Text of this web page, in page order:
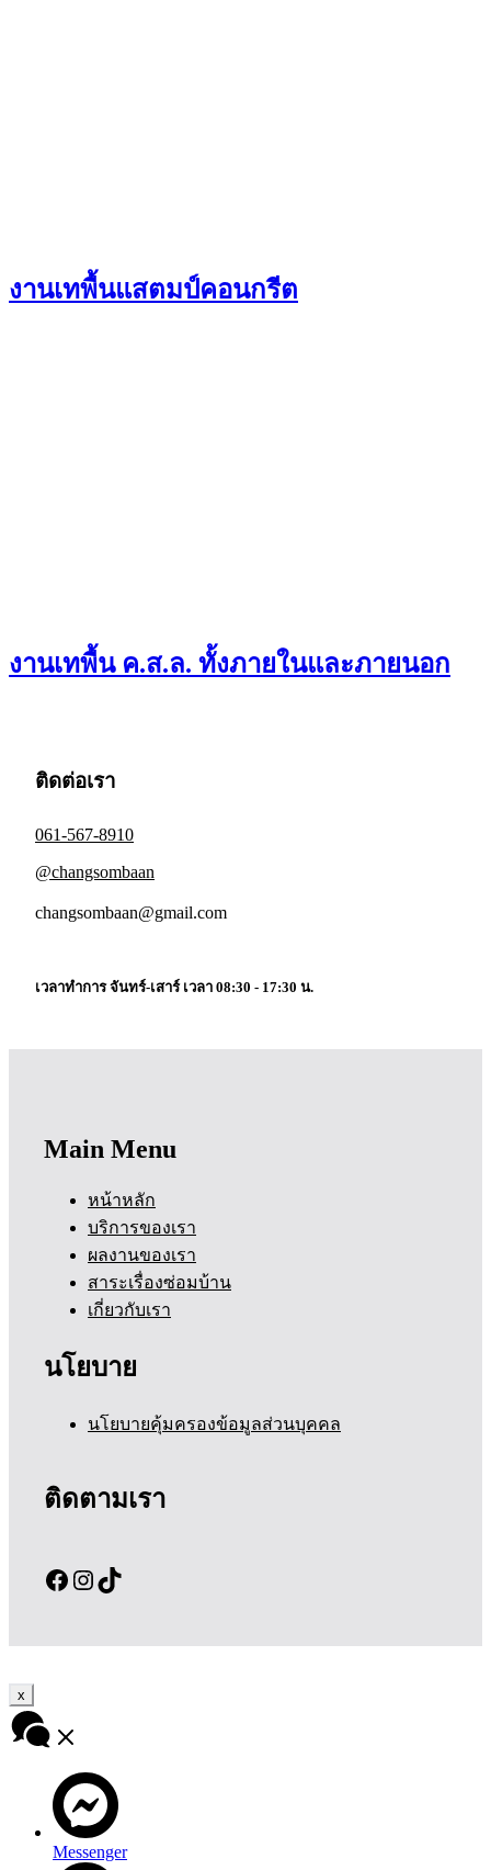
งานเทพื้นแสตมป์คอนกรีต
งานเทพื้น ค.ส.ล. ทั้งภายในและภายนอก
ติดต่อเรา
061-567-8910
@changsombaan
changsombaan@gmail.com
เวลาทำการ จันทร์-เสาร์ เวลา 08:30 - 17:30 น.
Main Menu
หน้าหลัก
บริการของเรา
ผลงานของเรา
สาระเรื่องซ่อมบ้าน
เกี่ยวกับเรา
นโยบาย
นโยบายคุ้มครองข้อมูลส่วนบุคคล
ติดตามเรา
Facebook
Instagram
TikTok
x
Messenger